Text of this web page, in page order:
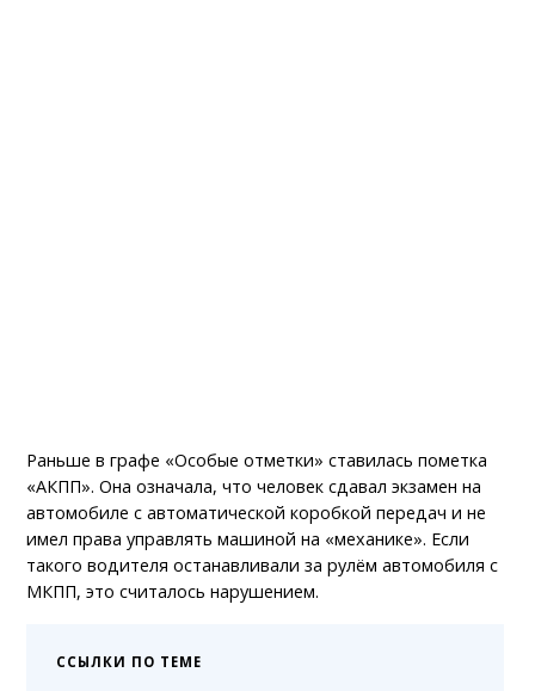
Раньше в графе «Особые отметки» ставилась пометка
«АКПП». Она означала, что человек сдавал экзамен на
автомобиле с автоматической коробкой передач и не
имел права управлять машиной на «механике». Если
такого водителя останавливали за рулём автомобиля с
МКПП, это считалось нарушением.
ССЫЛКИ ПО ТЕМЕ